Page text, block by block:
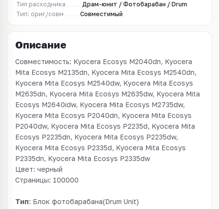
Тип расходника
Драм-юнит / Фотобарабан / Drum
Тип: ориг/совм
Совместимый
Описание
Совместимость: Kyocera Ecosys M2040dn, Kyocera
Mita Ecosys M2135dn, Kyocera Mita Ecosys M2540dn,
Kyocera Mita Ecosys M2540dw, Kyocera Mita Ecosys
M2635dn, Kyocera Mita Ecosys M2635dw, Kyocera Mita
Ecosys M2640idw, Kyocera Mita Ecosys M2735dw,
Kyocera Mita Ecosys P2040dn, Kyocera Mita Ecosys
P2040dw, Kyocera Mita Ecosys P2235d, Kyocera Mita
Ecosys P2235dn, Kyocera Mita Ecosys P2235dw,
Kyocera Mita Ecosys P2335d, Kyocera Mita Ecosys
P2335dn, Kyocera Mita Ecosys P2335dw
Цвет: черный
Страницы: 100000
Тип: Блок фотобарабана(Drum Unit)